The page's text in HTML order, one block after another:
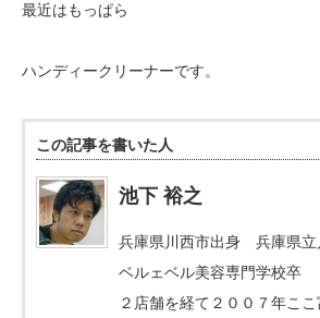
最近はもっぱら
ハンディークリーナーです。
この記事を書いた人
池下 裕之
兵庫県川西市出身 兵庫県
ベルェベル美容専門学校卒
２店舗を経て２００７年こ